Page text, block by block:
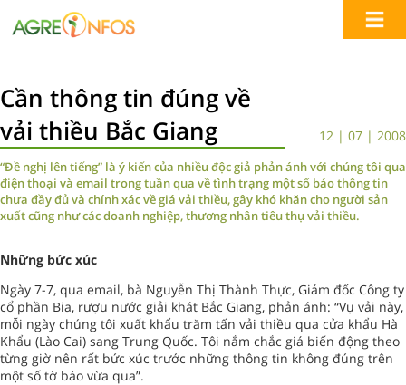
Cần thông tin đúng về
vải thiều Bắc Giang
12 | 07 | 2008
“Đề nghị lên tiếng” là ý kiến của nhiều độc giả phản ánh với chúng tôi qua
điện thoại và email trong tuần qua về tình trạng một số báo thông tin
chưa đầy đủ và chính xác về giá vải thiều, gây khó khăn cho người sản
xuất cũng như các doanh nghiệp, thương nhân tiêu thụ vải thiều.
Những bức xúc
Ngày 7-7, qua email, bà Nguyễn Thị Thành Thực, Giám đốc Công ty
cổ phần Bia, rượu nước giải khát Bắc Giang, phản ánh: “Vụ vải này,
mỗi ngày chúng tôi xuất khẩu trăm tấn vải thiều qua cửa khẩu Hà
Khẩu (Lào Cai) sang Trung Quốc. Tôi nắm chắc giá biến động theo
từng giờ nên rất bức xúc trước những thông tin không đúng trên
một số tờ báo vừa qua”.